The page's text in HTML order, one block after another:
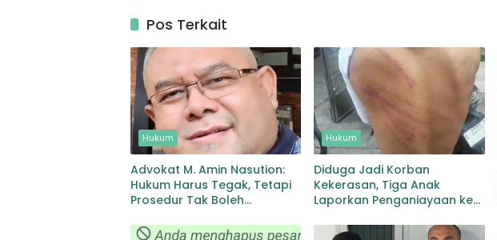
Pos Terkait
Hukum
Advokat M. Amin Nasution:
Hukum Harus Tegak, Tetapi
Prosedur Tak Boleh
Hukum
Diduga Jadi Korban
Kekerasan, Tiga Anak
Laporkan Penganiayaan ke